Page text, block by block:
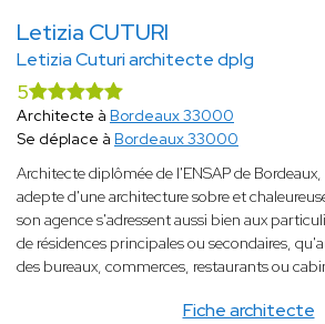
Letizia CUTURI
Letizia Cuturi architecte dplg
Fiche architecte
5
Architecte à Bordeaux 33000
Se déplace à Bordeaux 33000
Architecte diplômée de l'ENSAP de Bordeaux,
adepte d'une architecture sobre et
son agence s'adressent aussi bien aux
de résidences principales ou secondaires,
des bureaux, commerces, restaurants ou